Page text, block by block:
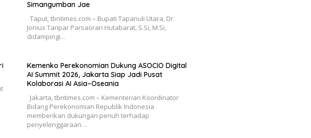
Simangumban Jae
Taput, tbntimes.com – Bupati Tapanuli Utara, Dr.
Jonius Taripar Parsaoran Hutabarat, S.Si, M.Si,
didampingi…
Kemenko Perekonomian Dukung ASOCIO Digital
AI Summit 2026, Jakarta Siap Jadi Pusat
Kolaborasi AI Asia–Oseania
Jakarta, tbntimes.com – Kementerian Koordinator
Bidang Perekonomian Republik Indonesia
memberikan dukungan penuh terhadap
penyelenggaraan…